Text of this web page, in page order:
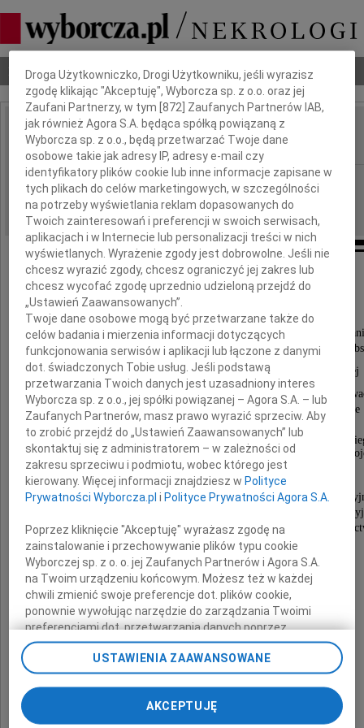
Nekrologi Odeszli Poradnik pogrzebowy
IMIĘ I NAZWISKO: Zdzisław Larski
REGION: Gdańsk
DATA EMISJI: 24.04.2015
Podziękowanie
Serdeczne podziękowania wszystkim instytucjom,
Przyjaciołom, Znajomym, byłym Współpracownikom,
a w szczególności Dyrekcji i Radzie Naukowej
Państwowego Instytutu Weterynaryjnego w
JM Rektorowi i Senatowi, Dziekanom i Radzie
Wydziału Medycyny Weterynaryjnej
oraz Społeczności Akademickiej Uniwersytetu Warmińsko-
Weterynaryjnych ośrodków akademicko-naukowych, Pomorskiemu
Weterynarii,
Krajowej Izbie Lekarsko-Weterynaryjnej,
Kaszubsko-Pomorskiej Izbie Lekarsko-
Warmińsko-Mazurskiej Izbie Lekarsko-
za złożone kondolencje, wyrazy otuchy i
w ostatniej drodze i pożegnaniu
prof. dr. hab.
Zdzisława Larskiego
Dbamy o Twoją prywatność
Droga Użytkowniczko, Drogi Użytkowniku, jeśli wyrazisz
zgodę klikając "Akceptuję", Wyborcza sp. z o.o. oraz jej
Zaufani Partnerzy, w tym [872 ] Zaufanych Partnerów IAB,
jak również Agora S.A. będąca spółką powiązaną z
Wyborcza sp. z o.o., będą przetwarzać Twoje dane
osobowe takie jak adresy IP, adresy e-mail czy
identyfikatory plików cookie lub inne informacje zapisane w
tych plikach do celów marketingowych, w szczególności
na potrzeby wyświetlania reklam dopasowanych do
Twoich zainteresowań i preferencji w swoich serwisach,
aplikacjach i w Internecie lub personalizacji treści w nich
wyświetlanych. Wyrażenie zgody jest dobrowolne. Jeśli nie
chcesz wyrazić zgody, chcesz ograniczyć jej zakres lub
chcesz wycofać zgodę uprzednio udzieloną przejdź do
„Ustawień Zaawansowanych”.
Twoje dane osobowe mogą być przetwarzane także do
celów badania i mierzenia informacji dotyczących
funkcjonowania serwisów i aplikacji lub łączone z danymi
dot. świadczonych Tobie usług. Jeśli podstawą
przetwarzania Twoich danych jest uzasadniony interes
Wyborcza sp. z o.o., jej spółki powiązanej – Agora S.A. – lub
Zaufanych Partnerów, masz prawo wyrazić sprzeciw. Aby
to zrobić przejdź do „Ustawień Zaawansowanych” lub
skontaktuj się z administratorem – w zależności od
zakresu sprzeciwu i podmiotu, wobec którego jest
kierowany. Więcej informacji znajdziesz w Polityce
Prywatności Wyborcza.pl i Polityce Prywatności Agora S.A.
Poprzez kliknięcie "Akceptuję" wyrażasz zgodę na
zainstalowanie i przechowywanie plików typu cookie
Wyborczej sp. z o. o. jej Zaufanych Partnerów i Agora S.A.
na Twoim urządzeniu końcowym. Możesz też w każdej
chwili zmienić swoje preferencje dot. plików cookie,
ponownie wywołując narzędzie do zarządzania Twoimi
preferencjami dot. przetwarzania danych poprzez
odnośnik „Ustawienia prywatności” w stopce serwisu i
przechodząc do sekcji „Ustawienia zaawansowane”.
Zmiana ustawień plików cookie możliwa jest także za
pomocą ustawień przeglądarki.
My, nasi Zaufani Partnerzy i Agora S.A. możemy
USTAWIENIA ZAAWANSOWANE
AKCEPTUJĘ